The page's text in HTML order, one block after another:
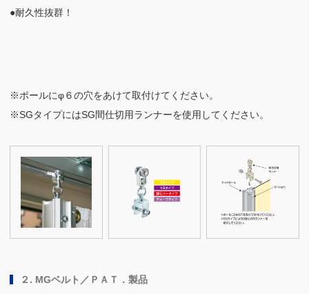
●耐久性抜群！
※ポールにφ６の穴をあけて取付けてください。
※SGタイプにはSG間仕切用ランナーを使用してください。
２. MGベルト／ＰＡＴ．製品